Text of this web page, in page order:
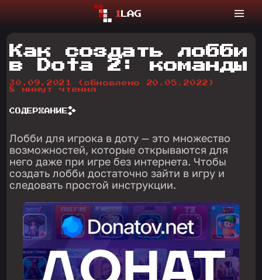
Как создать лобби
в Dota 2: команды
30.09.2021
(обновлено 20.05.2022)
8 минут чтения
СОДЕРЖАНИЕ
Лобби для игрока в доту — это множество
возможностей, которые открываются для
него даже при игре без интернета. Чтобы
создать лобби достаточно зайти в игру и
следовать простой инструкции.